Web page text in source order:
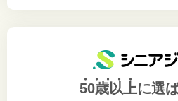
50歳以上に選